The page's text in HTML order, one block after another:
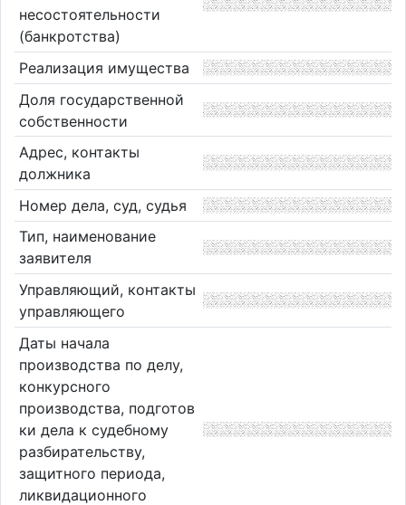
несостоятельности
(банкротства)
Реализация имущества
Доля государственной
собственности
Адрес, контакты
должника
Номер дела, суд, судья
Тип, наименование
заявителя
Управляющий, контакты
управляющего
Даты начала
производства по делу,
конкурсного
производства, подготов
ки дела к судебному
разбирательству,
защитного периода,
ликвидационного